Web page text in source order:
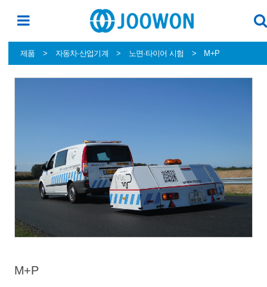
제품 > 자동차·산업기계 > 노면·타이어 시험 > M+P
본문
M+P